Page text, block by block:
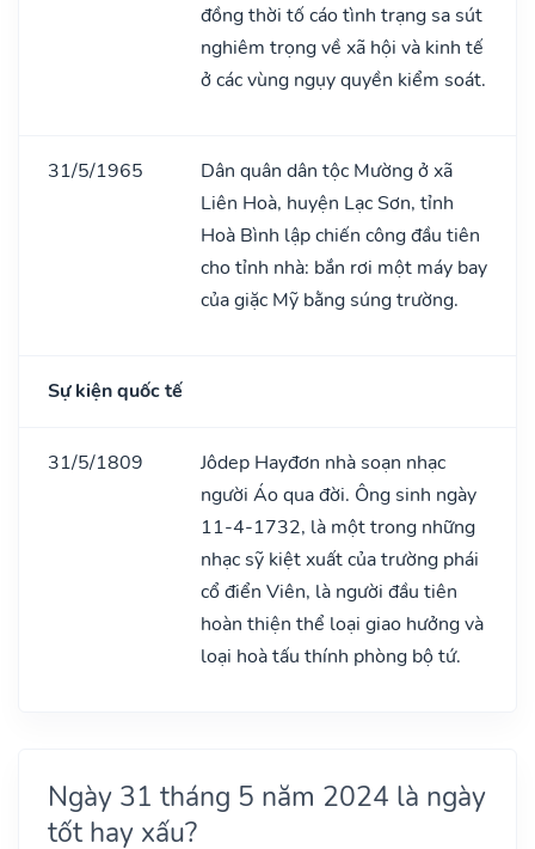
đồng thời tố cáo tình trạng sa sút
nghiêm trọng về xã hội và kinh tế
ở các vùng ngụy quyền kiểm soát.
31/5/1965
Dân quân dân tộc Mường ở xã
Liên Hoà, huyện Lạc Sơn, tỉnh
Hoà Bình lập chiến công đầu tiên
cho tỉnh nhà: bắn rơi một máy bay
của giặc Mỹ bằng súng trường.
Sự kiện quốc tế
31/5/1809
Jôdep Hayđơn nhà soạn nhạc
người Áo qua đời. Ông sinh ngày
11-4-1732, là một trong những
nhạc sỹ kiệt xuất của trường phái
cổ điển Viên, là người đầu tiên
hoàn thiện thể loại giao hưởng và
loại hoà tấu thính phòng bộ tứ.
Ngày 31 tháng 5 năm 2024 là ngày
tốt hay xấu?